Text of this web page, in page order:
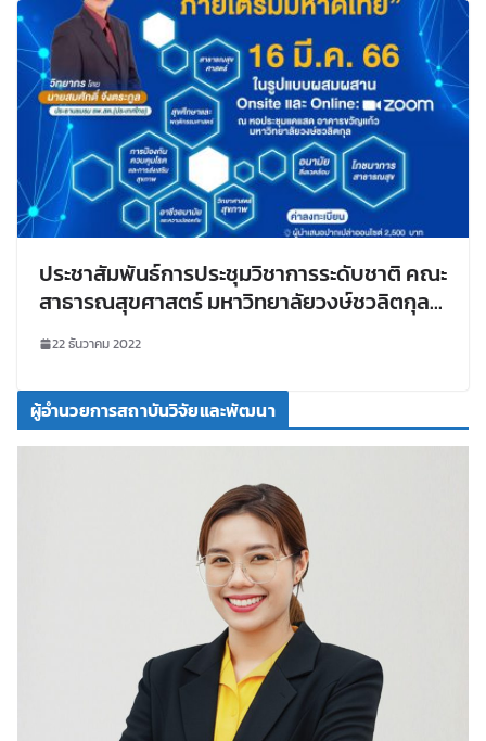
ประชาสัมพันธ์การประชุมวิชาการระดับชาติ คณะ
สาธารณสุขศาสตร์ มหาวิทยาลัยวงษ์ชวลิตกุล
ครั้งที่ 3: “สาธารณสุขยุคใหม่ภายใต้ร่ม
มหาดไทย” The 3rd National Conference on
Health Research and Innovation 2023
(3rd# NCHRI 2023)
22 ธันวาคม 2022
ผู้อำนวยการสถาบันวิจัยและพัฒนา